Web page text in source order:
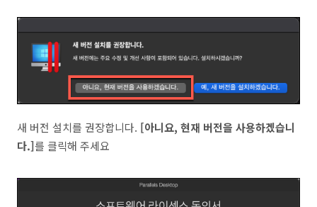
새 버전 설치를 권장합니다. [아니요, 현재 버전을 사용하겠습니
다.]를 클릭해 주세요